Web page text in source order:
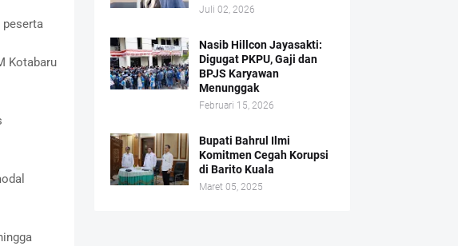
peserta
Kotabaru
Juli 02, 2026
Nasib Hillcon Jayasakti:
Digugat PKPU, Gaji dan
BPJS Karyawan
Menunggak
Februari 15, 2026
Bupati Bahrul Ilmi
Komitmen Cegah Korupsi
di Barito Kuala
Maret 05, 2025